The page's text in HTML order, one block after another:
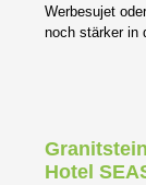
Werbesujet
noch stärker in
Hotel